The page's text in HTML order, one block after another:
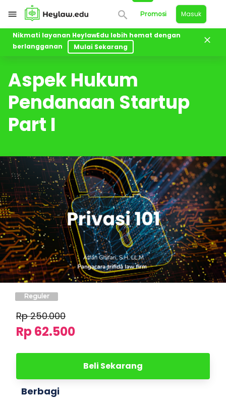
Promosi Masuk
Nikmati layanan HeylawEdu lebih hemat dengan
berlangganan
Mulai Sekarang
Kelas Aspek Hukum Pendanaan Startup Part I
Aspek Hukum
Pendanaan Startup
Part I
Reguler
Rp250.000
Rp 62.500
Beli Sekarang
Berbagi